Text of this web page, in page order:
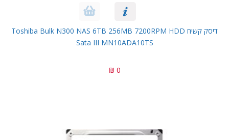
דיסק קשיח Toshiba Bulk N300 NAS 6TB 256MB 7200RPM HDD
Sata III MN10ADA10TS
0 ₪